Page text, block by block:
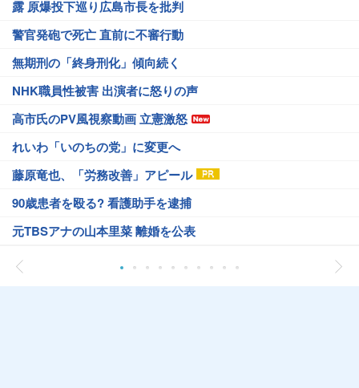
露 原爆投下巡り広島市長を批判
警官発砲で死亡 直前に不審行動
無期刑の「終身刑化」傾向続く
NHK職員性被害 出演者に怒りの声
高市氏のPV風視察動画 立憲激怒
れいわ「いのちの党」に変更へ
藤原竜也、「労務改善」アピール
90歳患者を殴る? 看護助手を逮捕
元TBSアナの山本里菜 離婚を公表